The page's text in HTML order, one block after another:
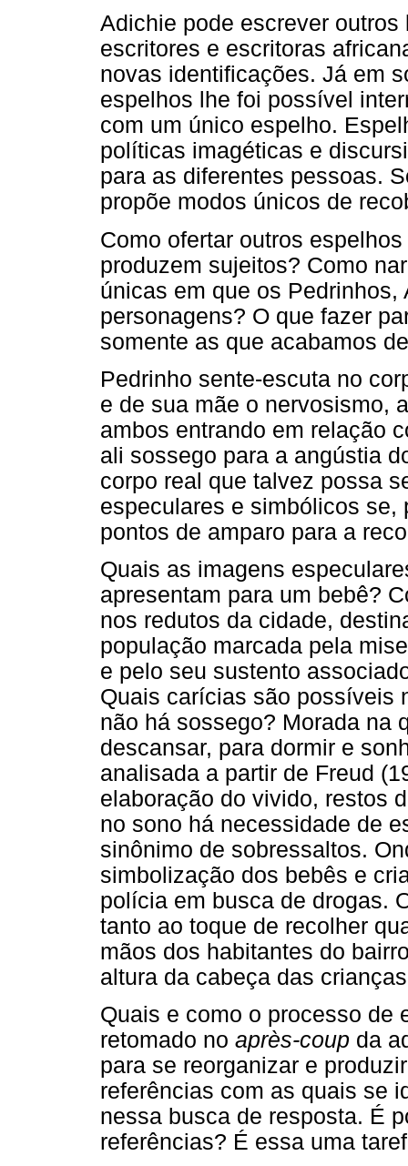
Adichie pode escrever
escritores e escritoras
novas identificações. Já em
espelhos lhe foi possível
com um único espelho.
políticas imagéticas e
para as diferentes pessoas.
propõe modos únicos de
Como ofertar outros
produzem sujeitos? Como
únicas em que os
personagens? O que fazer
somente as que acabamos
Pedrinho sente-escuta no
e de sua mãe o nervosismo,
ambos entrando em relação
ali sossego para a angústia
corpo real que talvez possa
especulares e simbólicos se,
pontos de amparo para a
Quais as imagens
apresentam para um bebê?
nos redutos da cidade,
população marcada pela
e pelo seu sustento
Quais carícias são possíveis
não há sossego? Morada na
descansar, para dormir e
analisada a partir de Freud
elaboração do vivido, restos
no sono há necessidade de
sinônimo de sobressaltos.
simbolização dos bebês e
polícia em busca de drogas.
tanto ao toque de recolher
mãos dos habitantes do
altura da cabeça das
Quais e como o processo de
retomado no après-coup da
para se reorganizar e
referências com as quais se
nessa busca de resposta. É
referências? É essa uma